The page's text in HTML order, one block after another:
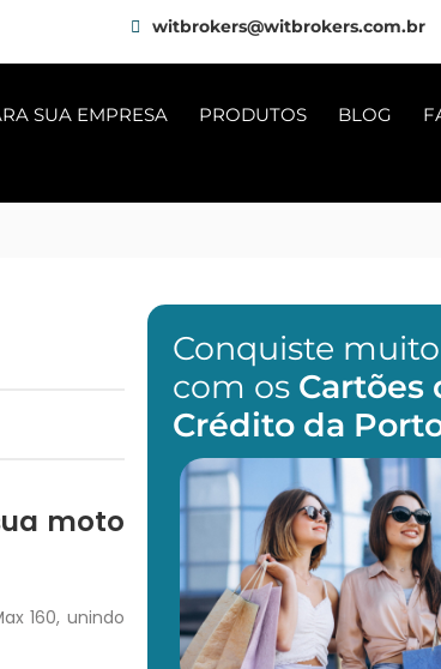
witbrokers@witbrokers.com.br
SUA EMPRESA PRODUTOS BLOG
moto
160, unindo
Conquiste
com os Cartões
Crédito da